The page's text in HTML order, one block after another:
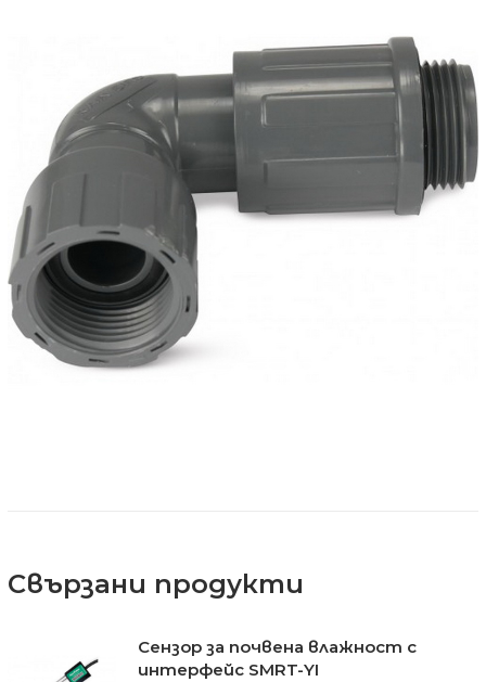
Свързани продукти
Сензор за почвена влажност с
интерфейс SMRT-YI